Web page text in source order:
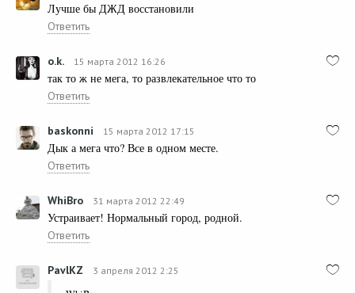
Лучше бы ДЖД восстановили
Ответить
o.k. 15 марта 2012 16:26
так то ж не мега, то развлекательное что то
Ответить
baskonni 15 марта 2012 17:15
Дык а мега что? Все в одном месте.
Ответить
WhiBro 31 марта 2012 22:49
Устраивает! Нормальный город, родной.
Ответить
PavlKZ 3 апреля 2012 2:25